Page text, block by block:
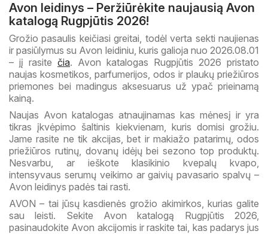
Avon leidinys – Peržiūrėkite naujausią Avon
katalogą Rugpjūtis 2026!
Grožio pasaulis keičiasi greitai, todėl verta sekti naujienas
ir pasiūlymus su Avon leidiniu, kuris galioja nuo 2026.08.01
– jį rasite čia. Avon katalogas Rugpjūtis 2026 pristato
naujas kosmetikos, parfumerijos, odos ir plaukų priežiūros
priemones bei madingus aksesuarus už ypač prieinamą
kainą.
Naujas Avon katalogas atnaujinamas kas mėnesį ir yra
tikras įkvėpimo šaltinis kiekvienam, kuris domisi grožiu.
Jame rasite ne tik akcijas, bet ir makiažo patarimų, odos
priežiūros rutinų, dovanų idėjų bei sezono top produktų.
Nesvarbu, ar ieškote klasikinio kvepalų kvapo,
intensyvaus serumų veikimo ar gaivių pavasario spalvų –
Avon leidinys padės tai rasti.
AVON – tai jūsų kasdienės grožio akimirkos, kurias galite
sau leisti. Sekite Avon katalogą Rugpjūtis 2026,
pasinaudokite Avon akcijomis ir raskite tai, kas padarys jus